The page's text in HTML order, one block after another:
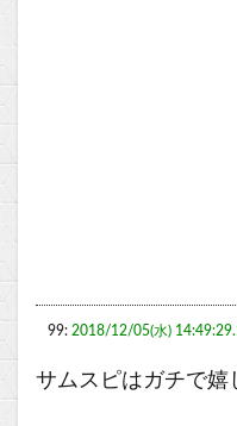
99: 2018/12/05(水)
サムスピはガチで嬉